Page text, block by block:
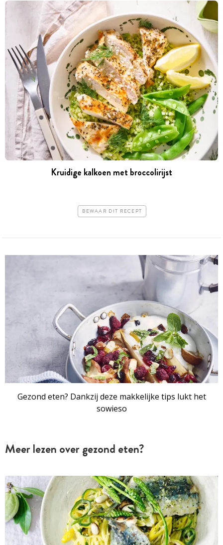
Kruidige kalkoen met broccolirijst
BEWAAR DIT RECEPT
Gezond eten? Dankzij deze makkelijke tips lukt het
sowieso
Meer lezen over gezond eten?